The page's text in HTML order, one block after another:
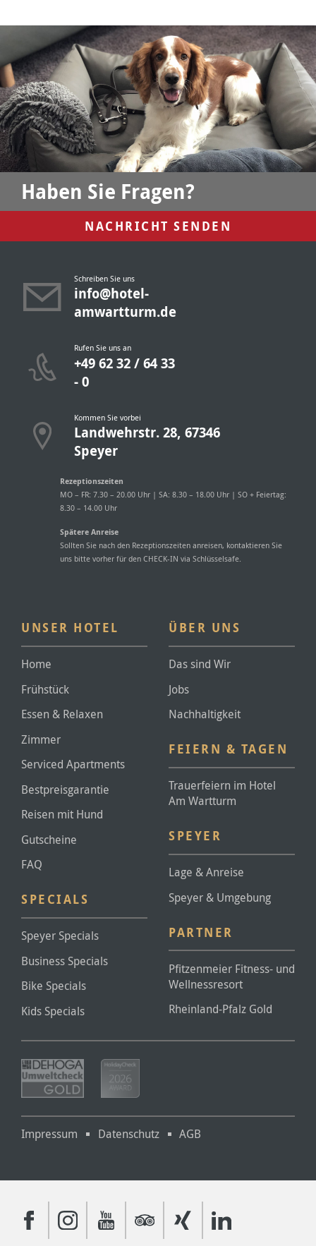
Haben Sie Fragen?
NACHRICHT SENDEN
Schreiben Sie uns
info@hotel-
amwartturm.de
Rufen Sie uns an
+49 62 32 / 64 33
- 0
Kommen Sie vorbei
Landwehrstr. 28, 67346
Speyer
Rezeptionszeiten
MO – FR: 7.30 – 20.00 Uhr | SA: 8.30 – 18.00 Uhr | SO + Feiertag:
8.30 – 14.00 Uhr
Spätere Anreise
Sollten Sie nach den Rezeptionszeiten anreisen, kontaktieren Sie
uns bitte vorher für den CHECK-IN via Schlüsselsafe.
UNSER HOTEL
Home
Frühstück
Essen & Relaxen
Zimmer
Serviced Apartments
Bestpreisgarantie
Reisen mit Hund
Gutscheine
FAQ
SPECIALS
Speyer Specials
Business Specials
Bike Specials
Kids Specials
ÜBER UNS
Das sind Wir
Jobs
Nachhaltigkeit
FEIERN & TAGEN
Trauerfeiern im Hotel
Am Wartturm
SPEYER
Lage & Anreise
Speyer & Umgebung
PARTNER
Pfitzenmeier Fitness- und
Wellnessresort
Rheinland-Pfalz Gold
Impressum Datenschutz AGB